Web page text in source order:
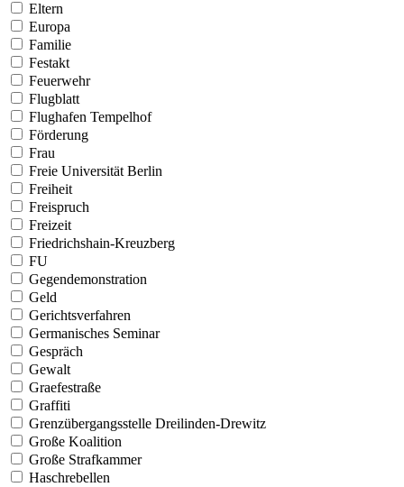
Eltern
Europa
Familie
Festakt
Feuerwehr
Flugblatt
Flughafen Tempelhof
Förderung
Frau
Freie Universität Berlin
Freiheit
Freispruch
Freizeit
Friedrichshain-Kreuzberg
FU
Gegendemonstration
Geld
Gerichtsverfahren
Germanisches Seminar
Gespräch
Gewalt
Graefestraße
Graffiti
Grenzübergangsstelle Dreilinden-Drewitz
Große Koalition
Große Strafkammer
Haschrebellen